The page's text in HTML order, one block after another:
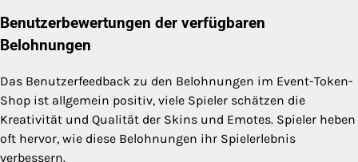
Benutzerbewertungen der verfügbaren
Belohnungen
Das Benutzerfeedback zu den Belohnungen im Event-Token-
Shop ist allgemein positiv, viele Spieler schätzen die
Kreativität und Qualität der Skins und Emotes. Spieler heben
oft hervor, wie diese Belohnungen ihr Spielerlebnis
verbessern.